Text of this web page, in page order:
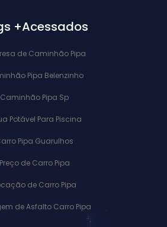
+Acessados
de Caminhão Pipa
Pipa Belenzinho
Caminhão Pipa Sp
Potável Para Piscina
Pipa Guarulhos
Preço de Carro Pipa
de Carro Pipa
de Asfalto Carro Pipa